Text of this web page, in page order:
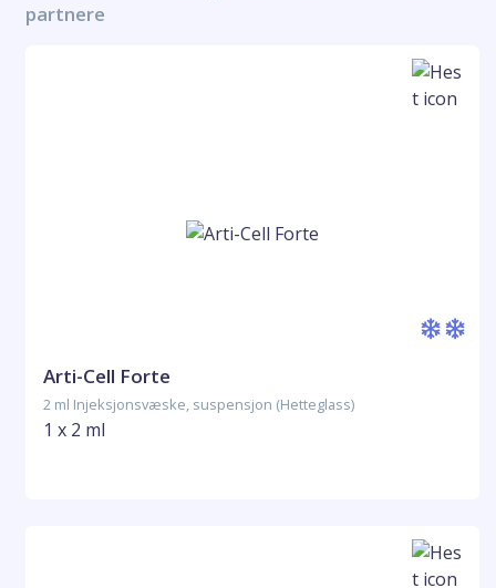
partnere
Arti-Cell Forte
2 ml Injeksjonsvæske, suspensjon (Hetteglass)
1 x 2 ml